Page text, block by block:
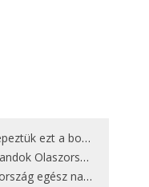
hűsölő cicát Kisorosziban
a 15 legjobbat
egész nap nyaral